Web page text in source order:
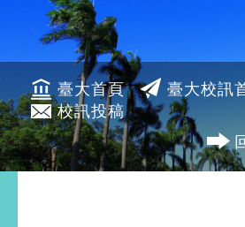
臺大首頁
臺大校訊
校訊投稿